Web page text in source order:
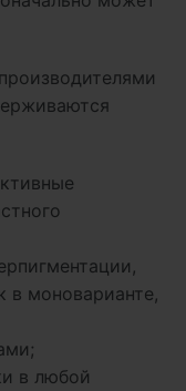
в моноварианте,
в любой